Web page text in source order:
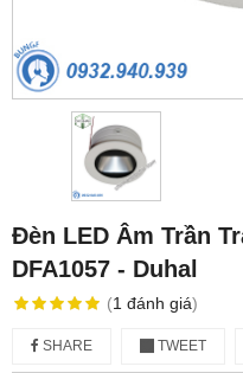
Đèn LED Âm Trần
DFA1057 - Duhal
(1 đánh giá)
SHARE TWEET